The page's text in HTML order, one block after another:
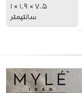
7.5 × 1.9 × 1
سانتیمتر